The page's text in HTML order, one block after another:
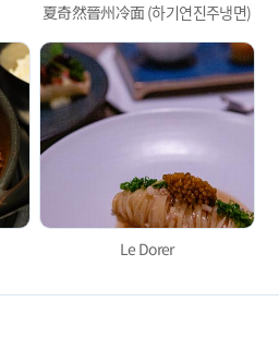
夏奇然晉州冷面 (하기연진주냉면)
Le Dorer